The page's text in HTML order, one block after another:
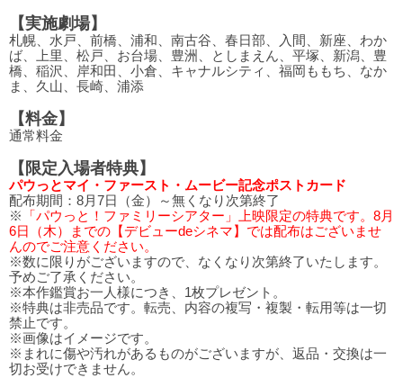
【実施劇場】
札幌、水戸、前橋、浦和、南古谷、春日部、入間、新座、わか
ば、上里、松戸、お台場、豊洲、としまえん、平塚、新潟、豊
橋、稲沢、岸和田、小倉、キャナルシティ、福岡ももち、なか
ま、久山、長崎、浦添
【料金】
通常料金
【限定入場者特典】
パウっとマイ・ファースト・ムービー記念ポストカード
配布期間：8月7日（金）～無くなり次第終了
※
「パウっと！ファミリーシアター」上映限定の特典です。8月
6日（木）までの【デビューdeシネマ】では配布はございませ
んのでご注意ください。
※数に限りがございますので、なくなり次第終了いたします。
予めご了承ください。
※本作鑑賞お一人様につき、1枚プレゼント。
※特典は非売品です。転売、内容の複写・複製・転用等は一切
禁止です。
※画像はイメージです。
※まれに傷や汚れがあるものがございますが、返品・交換は一
切お受けできません。